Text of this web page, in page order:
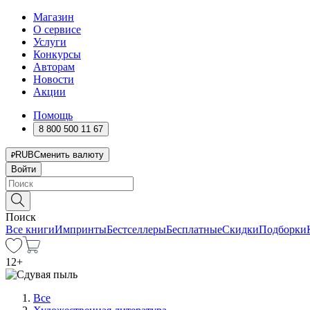
Магазин
О сервисе
Услуги
Конкурсы
Авторам
Новости
Акции
Помощь
8 800 500 11 67
RUBСменить валюту
Войти
Поиск
Все книгиИмпринтыБестселлерыБесплатныеСкидкиПодборки
12+
Все